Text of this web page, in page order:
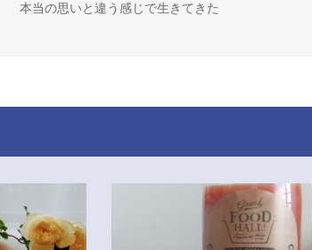
本当の思いと違う感じで生きてきた